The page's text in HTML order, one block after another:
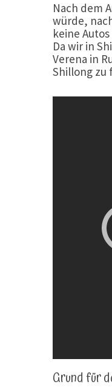
Nach dem
würde,
keine
Da wir in
Verena in
Shillong zu
Grund für